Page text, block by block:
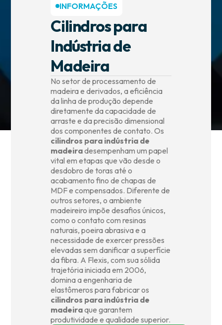
Informações
INFORMAÇÕES
Cilindros para
Indústria de
Madeira
No setor de processamento de
madeira e derivados, a eficiência
da linha de produção depende
diretamente da capacidade de
arraste e da precisão dimensional
dos componentes de contato. Os
cilindros para indústria de
madeiradesempenham um papel
vital em etapas que vão desde o
desdobro de toras até o
acabamento fino de chapas de
MDF e compensados. Diferente de
outros setores, o ambiente
madeireiro impõe desafios únicos,
como o contato com resinas
naturais, poeira abrasiva e a
necessidade de exercer pressões
elevadas sem danificar a superfície
da fibra. A Flexis, com sua sólida
trajetória iniciada em 2006,
domina a engenharia de
elastômeros para fabricar os
cilindros para indústria de
madeiraque garantem
produtividade e qualidade superior.